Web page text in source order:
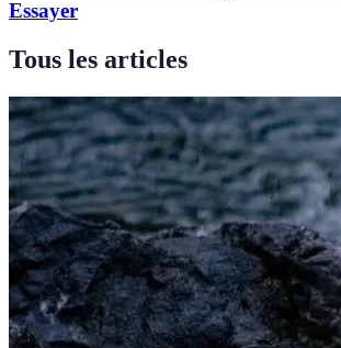
Essayer
Tous les articles